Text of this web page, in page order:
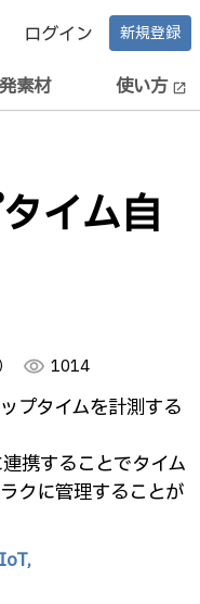
ログイン 新規登録
素材 使い方 open_in_new
イム自
visibility 1014
プタイムを計測する
携することでタイム
クに管理することが
IoT,